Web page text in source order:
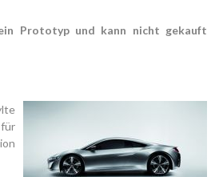
Prototyp und kann nicht gekauft